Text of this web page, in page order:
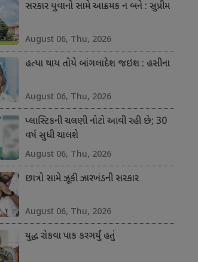
સરકાર યુવાનો સામે આક્રમક ન બને : સુપ્રીમ
August 06, Thu, 2026
હત્યા થાય તોયે બાંગલાદેશ જઇશ : હસીના
August 06, Thu, 2026
પ્લાસ્ટિકની ચલણી નોટો આવી રહી છે; 30
વર્ષ સુધી ચાલશે
August 06, Thu, 2026
છાત્રો સામે ઝૂકી ઝારખંડની સરકાર
August 06, Thu, 2026
યુદ્ધ રોકવા પાક કરગર્યું હતું